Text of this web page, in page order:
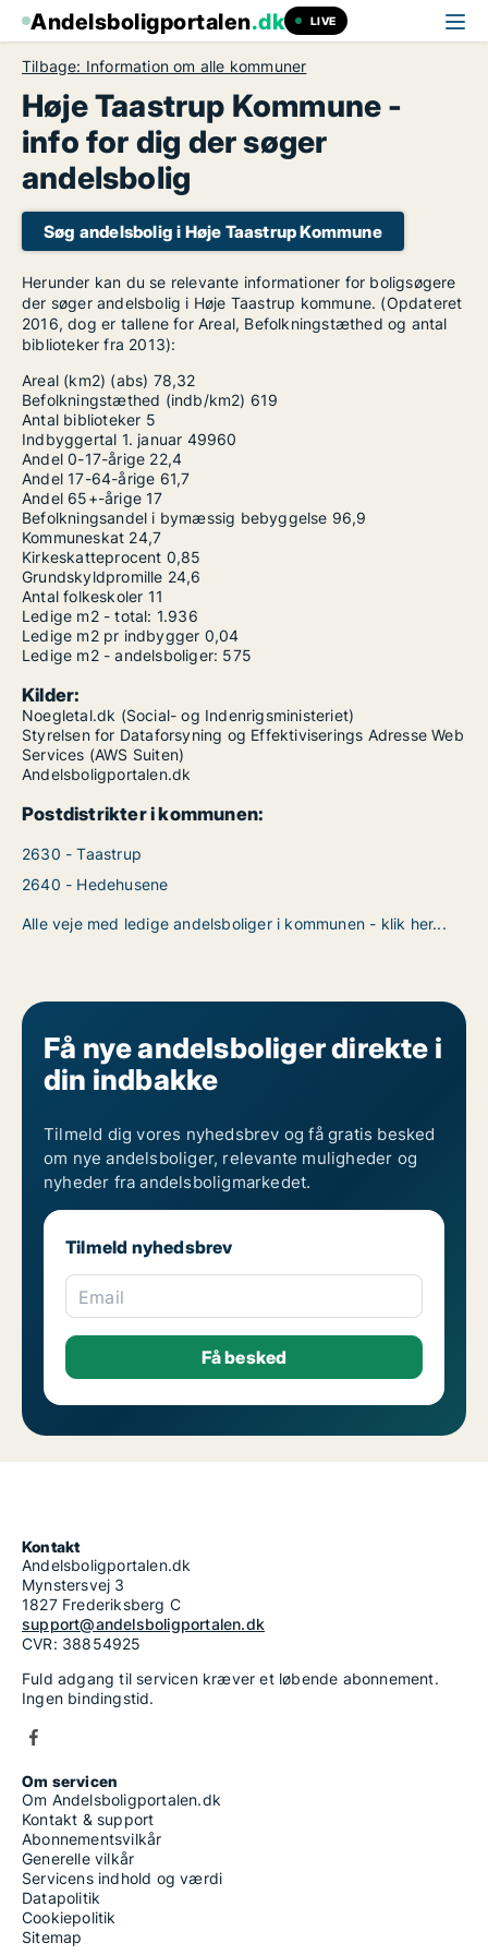
Andelsboligportalen.dk LIVE
Tilbage: Information om alle kommuner
Høje Taastrup Kommune -
info for dig der søger
andelsbolig
Søg andelsbolig i Høje Taastrup Kommune
Herunder kan du se relevante informationer for boligsøgere
der søger andelsbolig i Høje Taastrup kommune. (Opdateret
2016, dog er tallene for Areal, Befolkningstæthed og antal
biblioteker fra 2013):
Areal (km2) (abs) 78,32
Befolkningstæthed (indb/km2) 619
Antal biblioteker 5
Indbyggertal 1. januar 49960
Andel 0-17-årige 22,4
Andel 17-64-årige 61,7
Andel 65+-årige 17
Befolkningsandel i bymæssig bebyggelse 96,9
Kommuneskat 24,7
Kirkeskatteprocent 0,85
Grundskyldpromille 24,6
Antal folkeskoler 11
Ledige m2 - total: 1.936
Ledige m2 pr indbygger 0,04
Ledige m2 - andelsboliger: 575
Kilder:
Noegletal.dk (Social- og Indenrigsministeriet)
Styrelsen for Dataforsyning og Effektiviserings Adresse Web
Services (AWS Suiten)
Andelsboligportalen.dk
Postdistrikter i kommunen:
2630 - Taastrup
2640 - Hedehusene
Alle veje med ledige andelsboliger i kommunen - klik her...
Få nye andelsboliger direkte i
din indbakke
Tilmeld dig vores nyhedsbrev og få gratis besked
om nye andelsboliger, relevante muligheder og
nyheder fra andelsboligmarkedet.
Tilmeld nyhedsbrev
Email
Kontakt
Andelsboligportalen.dk
Mynstersvej 3
1827 Frederiksberg C
support@andelsboligportalen.dk
CVR: 38854925
Fuld adgang til servicen kræver et løbende abonnement.
Ingen bindingstid.
Om servicen
Om Andelsboligportalen.dk
Kontakt & support
Abonnementsvilkår
Generelle vilkår
Servicens indhold og værdi
Datapolitik
Cookiepolitik
Sitemap